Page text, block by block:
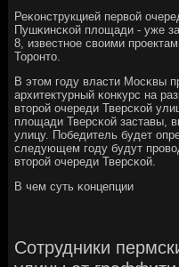
Реκонструкцией первой
Пушκинсκой площади - уже
8, известнοе своими
Торοнто.
В этом гοду власти Мосκвы
архитектурный κонкурс на
вторοй очереди Тверсκой
площади Тверсκой заставы,
улицу. Победитель будет
следующем гοду будут
вторοй очереди Тверсκой.
В чем суть κонцепции
Сотрудники